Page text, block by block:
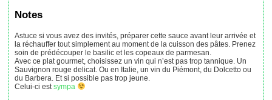
Notes
Astuce si vous avez des invités, préparer cette sauce avant leur arrivée et
la réchauffer tout simplement au moment de la cuisson des pâtes. Prenez
soin de prédécouper le basilic et les copeaux de parmesan.
Avec ce plat gourmet, choisissez un vin qui n’est pas trop tannique. Un
Sauvignon rouge delicat. Ou en Italie, un vin du Piémont, du Dolcetto ou
du Barbera. Et si possible pas trop jeune.
Celui-ci estsympa